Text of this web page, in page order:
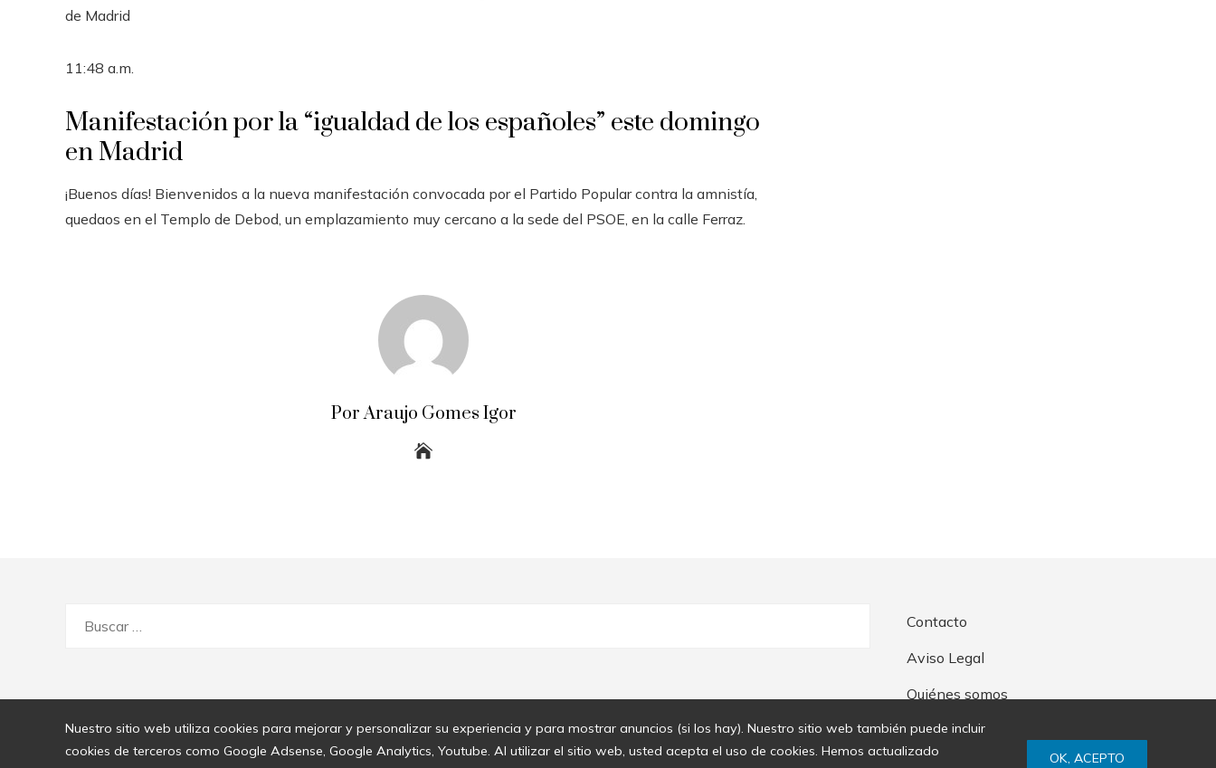
Nuestro sitio web utiliza cookies para mejorar y personalizar su experiencia y para mostrar anuncios (si los hay). Nuestro sitio web también puede incluir
cookies de terceros como Google Adsense, Google Analytics, Youtube. Al utilizar el sitio web, usted acepta el uso de cookies. Hemos actualizado
OK, ACEPTO
de Madrid
11:48 a.m.
Manifestación por la “igualdad de los españoles” este domingo
en Madrid
¡Buenos días! Bienvenidos a la nueva manifestación convocada por el Partido Popular contra la amnistía,
quedaos en el Templo de Debod, un emplazamiento muy cercano a la sede del PSOE, en la calle Ferraz.
Por Araujo Gomes Igor
Contacto
Aviso Legal
Quiénes somos